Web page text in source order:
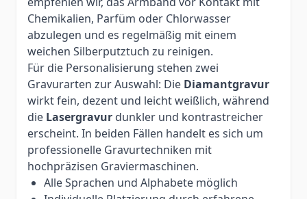
Chemikalien, Parfüm oder Chlorwasser
abzulegen und es regelmäßig mit einem
weichen Silberputztuch zu reinigen.
Für die Personalisierung stehen zwei
Gravurarten zur Auswahl: Die Diamantgravur
wirkt fein, dezent und leicht weißlich, während
die Lasergravur dunkler und kontrastreicher
erscheint. In beiden Fällen handelt es sich um
professionelle Gravurtechniken mit
hochpräzisen Graviermaschinen.
Alle Sprachen und Alphabete möglich